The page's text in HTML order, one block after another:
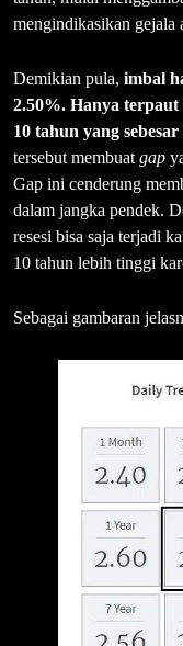
mengindikasikan gejala
Demikian pula, imbal
2.50%. Hanya
10 tahun yang
tersebut membuatgap
Gap ini cenderung
dalam jangka pendek.
resesi bisa saja terjadi
10 tahun lebih tinggi
Sebagai gambaran